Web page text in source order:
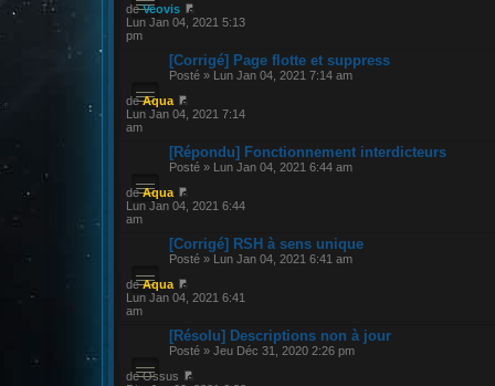
deVeovis
Lun Jan 04, 2021 5:13
pm
[Corrigé] Page flotte et suppress
Posté » Lun Jan 04, 2021 7:14 am
deAqua
Lun Jan 04, 2021 7:14
am
[Répondu] Fonctionnement interdicteurs
Posté » Lun Jan 04, 2021 6:44 am
deAqua
Lun Jan 04, 2021 6:44
am
[Corrigé] RSH à sens unique
Posté » Lun Jan 04, 2021 6:41 am
deAqua
Lun Jan 04, 2021 6:41
am
[Résolu] Descriptions non à jour
Posté » Jeu Déc 31, 2020 2:26 pm
de Ossus